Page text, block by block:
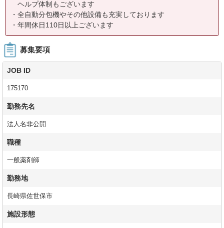
ヘルプ体制もございます
・全自動分包機やその他設備も充実しております
・年間休日110日以上ございます
募集要項
JOB ID
175170
勤務先名
法人名非公開
職種
一般薬剤師
勤務地
長崎県佐世保市
施設形態